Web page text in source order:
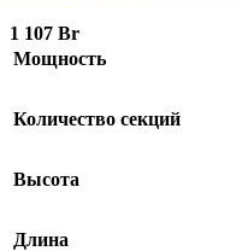
1 107 Br
Мощность
Количество секций
Высота
Длина